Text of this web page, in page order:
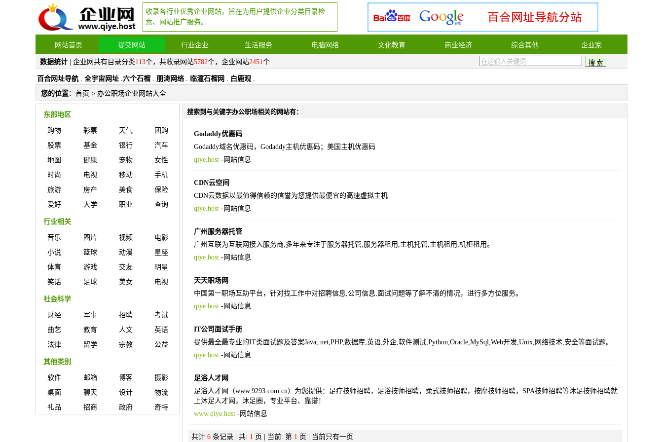
收录各行业优秀企业网站，旨在为用户提供企业分类目录检
索、网站推广服务。
网站首页 提交网站 行业企业 生活服务 电脑网络 文化教育 商业经济 综合其他 企业家
数据统计 | 企业网共有目录分类113个，共收录网站5782个，企业网站2451个
百合网址导航 . 全宇宙网址 .六个石榴 . 朋涛网络 . 临潼石榴网 . 白鹿观 .
您的位置： 首页 > 办公职场企业网站大全
东部地区
购物 彩票 天气
团购
股票
基金 银行
汽车
地图
健康 宠物
女性
时尚
电视 移动
手机
旅游
房产 美食
保险
爱好
大学 职业 查询
行业相关
音乐 图片 视频
电影
小说
篮球 动漫
星座
体育
游戏 交友
明星
笑话
足球 美女 电视
社会科学
财经 军事 招聘
考试
曲艺
教育 人文
英语
法律
留学 宗教 公益
其他类别
软件 邮箱 博客
摄影
桌面
聊天 设计
物流
礼品
招商 政府 奇特
搜索到与关键字办公职场相关的网站有：
Godaddy优惠码
Godaddy域名优惠码，Godaddy主机优惠码；美国主机优惠码
qiye.host-网站信息
CDN云空间
CDN云数据以最值得信赖的信誉为您提供最便宜的高速虚拟主机
qiye.host-网站信息
广州服务器托管
广州互联为互联网接入服务商,多年来专注于服务器托管,服务器租用,主机托管,主机租用,机柜租用。
qiye.host-网站信息
天天职场网
中国第一职场互助平台，针对找工作中对招聘信息,公司信息,面试问题等了解不清的情况，进行多方位服务。
qiye.host-网站信息
IT公司面试手册
提供最全最专业的IT类面试题及答案Java,.net,PHP,数据库,英语,外企,软件测试,Python,Oracle,MySql,Web开发,Unix,网络技术,安全等面试题。
qiye.host-网站信息
足浴人才网
足浴人才网（www.9293.com.cn）为您提供：足疗技师招聘，足浴技师招聘，柔式技师招聘，按摩技师招聘，SPA技师招聘等沐足技师招聘就
上沐足人才网，沐足圈，专业平台、靠谱！
www.qiye.host-网站信息
共计 6条记录 | 共: 1 页 | 当前: 第 1 页 | 当前只有一页